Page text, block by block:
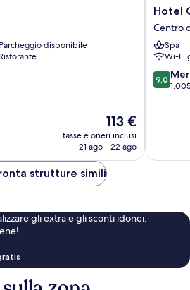
Parcheggio disponibile
Ristorante
Il
prezzo
attuale
113 €
113 €
tasse e oneri inclusi
21 ago - 22 ago
Hotel
Cavour
Centro
di
Milano
Hotel
Centro
Spa
Wi-Fi
9.0
su
9,0
strutture simili
gli extra e gli sconti idonei.